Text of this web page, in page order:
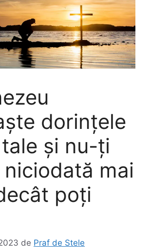
dorințele
și nu-ți
mai
poți
de Praf de Stele